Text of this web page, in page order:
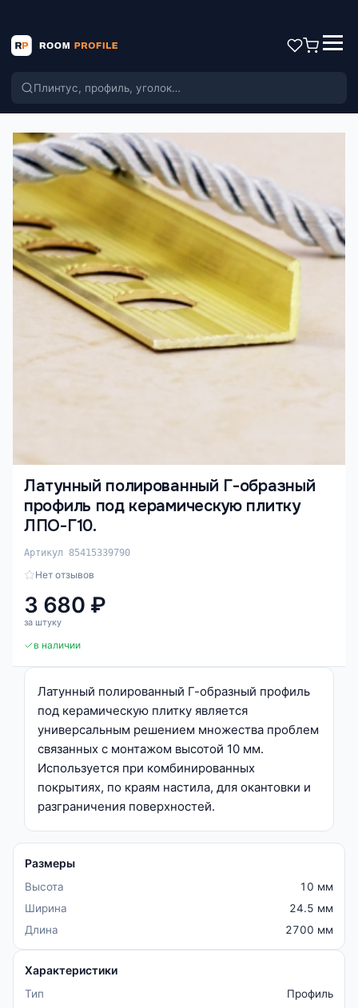
Поиск по каталогу
Латунный полированный Г-образный
профиль под керамическую плитку
ЛПО-Г10.
Артикул 85415339790
Нет отзывов
3 680 ₽
за штуку
в наличии
Латунный полированный Г-образный профиль
под керамическую плитку является
универсальным решением множества проблем
связанных с монтажом высотой 10 мм.
Используется при комбинированных
покрытиях, по краям настила, для окантовки и
разграничения поверхностей.
Размеры
Высота
10 мм
Ширина
24.5 мм
Длина
2700 мм
Характеристики
Тип
Профиль